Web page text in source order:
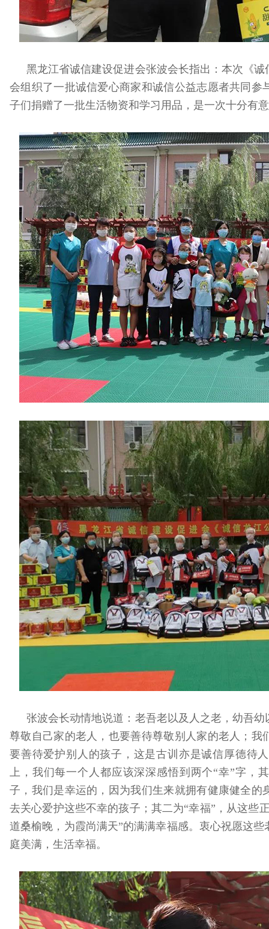
黑龙江省诚信建设促进会张波会长指出：本次《
会组织了一批诚信爱心商家和诚信公益志愿者共同参
子们捐赠了一批生活物资和学习用品，是一次十分有
张波会长动情地说道：老吾老以及人之老，幼吾
尊敬自己家的老人，也要善待尊敬别人家的老人；我
要善待爱护别人的孩子，这是古训亦是诚信厚德待
上，我们每一个人都应该深深感悟到两个“幸”字，
子，我们是幸运的，因为我们生来就拥有健康健全的
去关心爱护这些不幸的孩子；其二为“幸福”，从这些
道桑榆晚，为霞尚满天”的满满幸福感。衷心祝愿这
庭美满，生活幸福。